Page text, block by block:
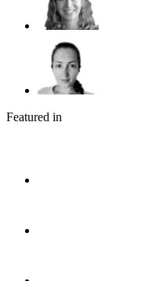
Featured in